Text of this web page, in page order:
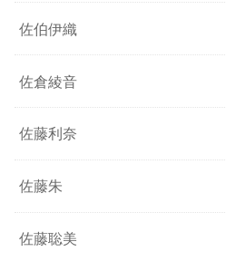
佐伯伊織
佐倉綾音
佐藤利奈
佐藤朱
佐藤聡美